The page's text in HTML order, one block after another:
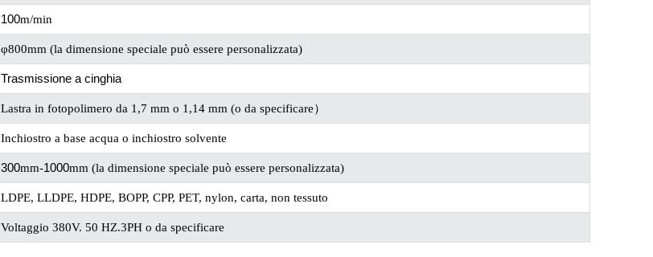
100m/min
φ800mm (la dimensione speciale può essere personalizzata)
Trasmissione a cinghia
Lastra in fotopolimero da 1,7 mm o 1,14 mm (o da specificare）
Inchiostro a base acqua o inchiostro solvente
300mm-1000mm (la dimensione speciale può essere personalizzata)
LDPE, LLDPE, HDPE, BOPP, CPP, PET, nylon, carta, non tessuto
Voltaggio 380V. 50 HZ.3PH o da specificare